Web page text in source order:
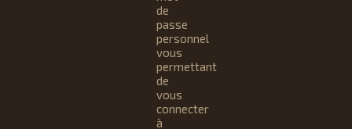
de
passe
personnel
vous
permettant
de
vous
connecter
à